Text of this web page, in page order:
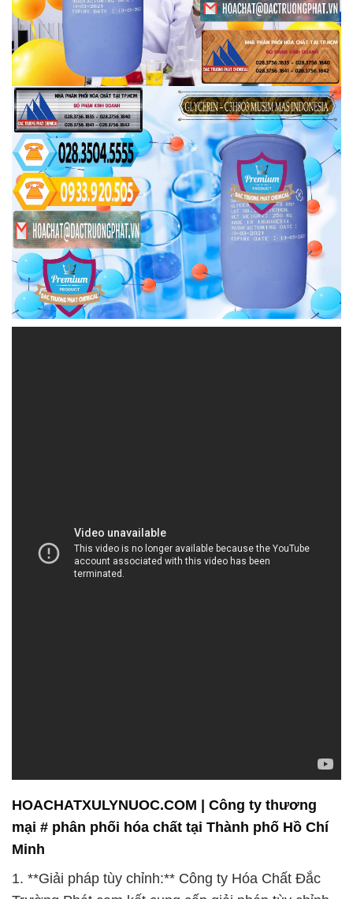
HOACHATXULYNUOC.COM | Công ty thương
mại # phân phối hóa chất tại Thành phố Hồ Chí
Minh
1. **Giải pháp tùy chỉnh:** Công ty Hóa Chất Đắc